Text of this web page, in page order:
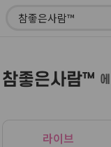
참좋은사람™
라이브